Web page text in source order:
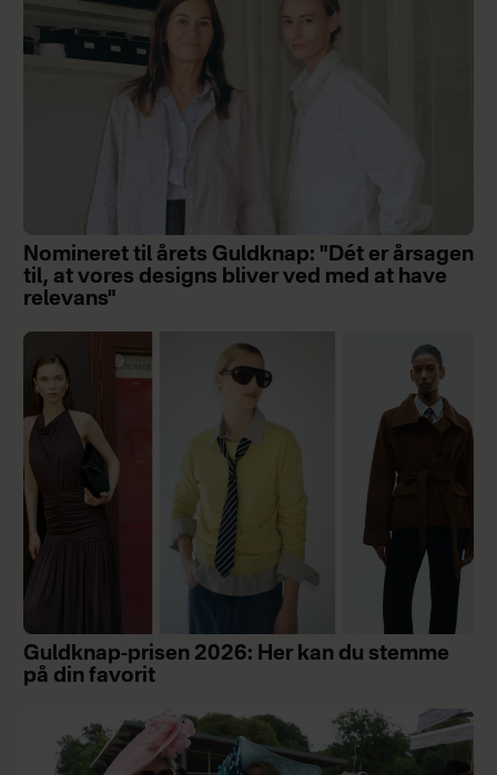
Nomineret til årets Guldknap: "Dét er årsagen
til, at vores designs bliver ved med at have
relevans"
Guldknap-prisen 2026: Her kan du stemme
på din favorit